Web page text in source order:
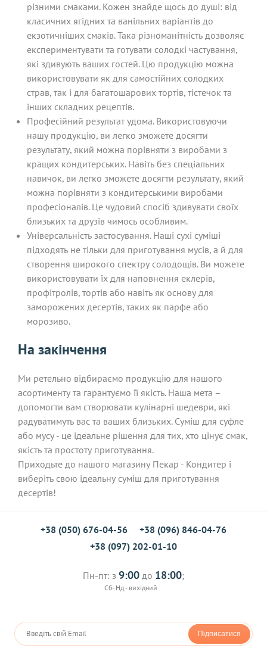
різними смаками. Кожен знайде щось до душі: від
класичних ягідних та ванільних варіантів до
екзотичніших смаків. Така різноманітність дозволяє
експериментувати та готувати солодкі частування,
які здивують ваших гостей. Цю продукцію можна
використовувати як для самостійних солодких
страв, так і для багатошарових тортів, тістечок та
інших складних рецептів.
Професійний результат удома. Використовуючи
нашу продукцію, ви легко зможете досягти
результату, який можна порівняти з виробами з
кращих кондитерських. Навіть без спеціальних
навичок, ви легко зможете досягти результату, який
можна порівняти з кондитерськими виробами
професіоналів. Це чудовий спосіб здивувати своїх
близьких та друзів чимось особливим.
Універсальність застосування. Наші сухі суміші
підходять не тільки для приготування мусів, а й для
створення широкого спектру солодощів. Ви можете
використовувати їх для наповнення еклерів,
профітролів, тортів або навіть як основу для
заморожених десертів, таких як парфе або
морозиво.
На закінчення
Ми ретельно відбираємо продукцію для нашого
асортименту та гарантуємо її якість. Наша мета –
допомогти вам створювати кулінарні шедеври, які
радуватимуть вас та ваших близьких. Суміш для суфле
або мусу - це ідеальне рішення для тих, хто цінує смак,
якість та простоту приготування.
Приходьте до нашого магазину Пекар - Кондитер і
виберіть свою ідеальну суміш для приготування
десертів!
+38 (050) 676-04-56
+38 (096) 846-04-76
+38 (097) 202-01-10
Пн-пт: з 9:00 до 18:00;
Сб- Нд - вихідний
Підписатися